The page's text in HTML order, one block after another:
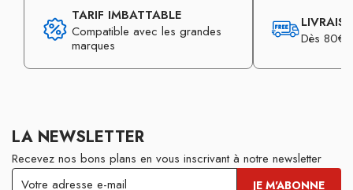
TARIF IMBATTABLE
Compatible avec les grandes
marques
Dès 80€
LA NEWSLETTER
Recevez nos bons plans en vous inscrivant à notre newsletter